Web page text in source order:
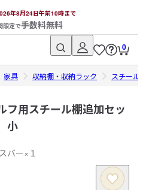
年8月24日午前10時まで
限定で手数料無料
0
家具 収納棚・収納ラック スチール
フ用スチール棚追加セッ
小
バー×１